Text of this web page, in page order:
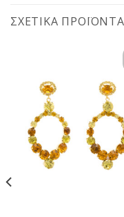
ΣΧΕΤΙΚΆ ΠΡΟΪΌΝΤΑ
στη